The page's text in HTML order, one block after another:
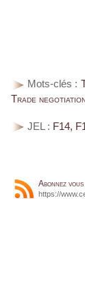
Mots-clés :
Trade
JEL : F14,
Abonnez
https://